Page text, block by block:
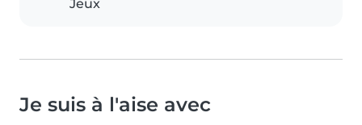
Jeux
Je suis à l'aise avec